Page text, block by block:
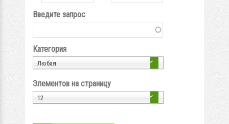
Введите запрос
Категория
Любая
Элементов на страницу
12